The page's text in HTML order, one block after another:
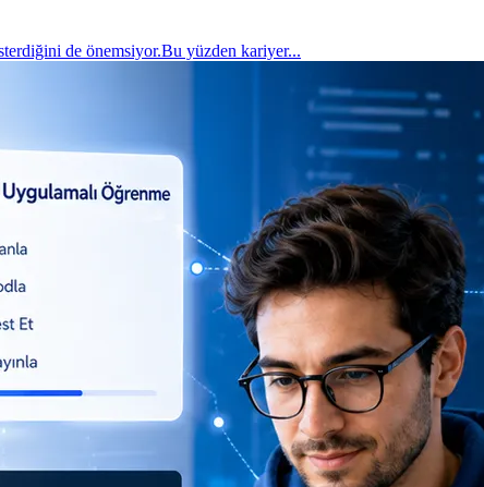
de önemsiyor.Bu yüzden kariyer...